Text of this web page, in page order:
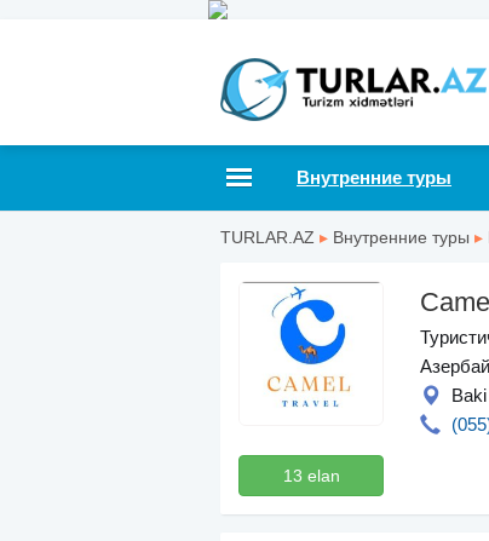
Внутренние туры
TURLAR.AZ ▸ Внутренние туры ▸
13 elan